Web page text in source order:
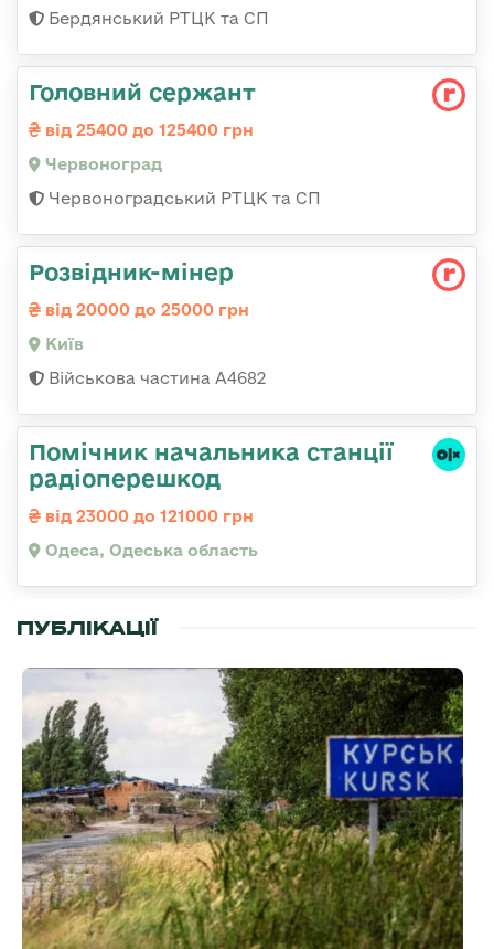
Бердянський РТЦК та СП
Головний сержант
від 25400 до 125400 грн
Червоноград
Червоноградський РТЦК та СП
Розвідник-мінер
від 20000 до 25000 грн
Київ
Військова частина А4682
Помічник начальника станції
радіоперешкод
від 23000 до 121000 грн
Одеса, Одеська область
ПУБЛІКАЦІЇ